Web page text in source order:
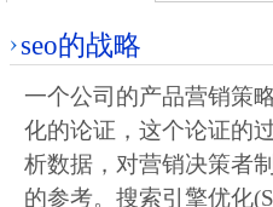
seo的战略
一个公司的产品营销策
化的论证，这个论证的
析数据，对营销决策者
的参考。搜索引擎优化